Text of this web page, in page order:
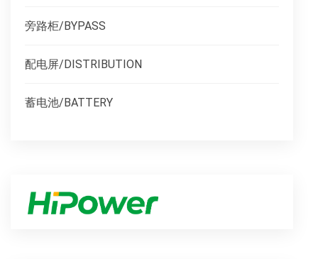
旁路柜/BYPASS
配电屏/DISTRIBUTION
蓄电池/BATTERY